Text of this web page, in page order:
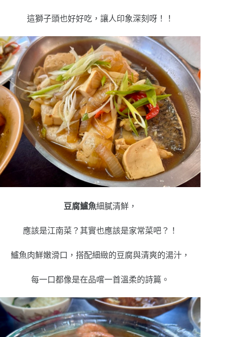
這獅子頭也好好吃，讓人印象深刻呀！！
豆腐鱸魚細膩清鮮，
應該是江南菜？其實也應該是家常菜吧？！
鱸魚肉鮮嫩滑口，搭配細緻的豆腐與清爽的湯汁，
每一口都像是在品嚐一首溫柔的詩篇。